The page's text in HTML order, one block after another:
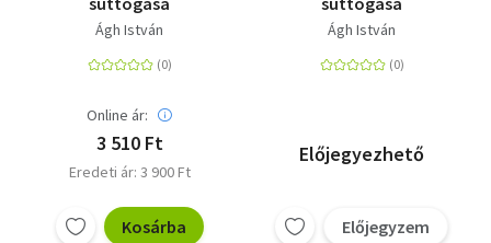
Ágh István
Online ár:
3 510 Ft
Eredeti ár: 3 900 Ft
Kosárba
Ágh István
Előjegyezhető
Előjegyzem